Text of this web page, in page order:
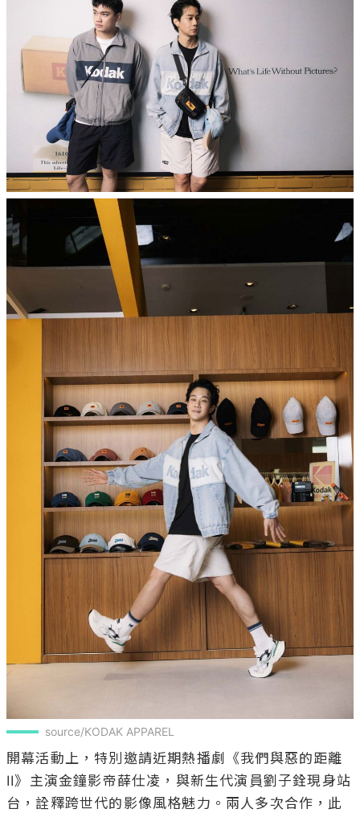
source/KODAK APPAREL
開幕活動上，特別邀請近期熱播劇《我們與惡的距離
II》主演金鐘影帝薛仕凌，與新生代演員劉子銓現身站
台，詮釋跨世代的影像風格魅力。兩人多次合作，此